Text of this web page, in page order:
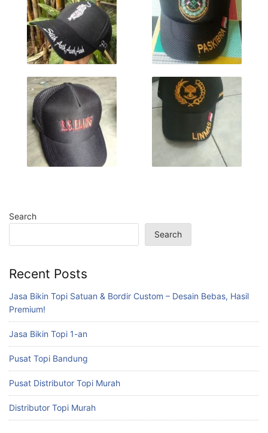
Search
Search
Recent Posts
Jasa Bikin Topi Satuan & Bordir Custom – Desain Bebas, Hasil
Premium!
Jasa Bikin Topi 1-an
Pusat Topi Bandung
Pusat Distributor Topi Murah
Distributor Topi Murah